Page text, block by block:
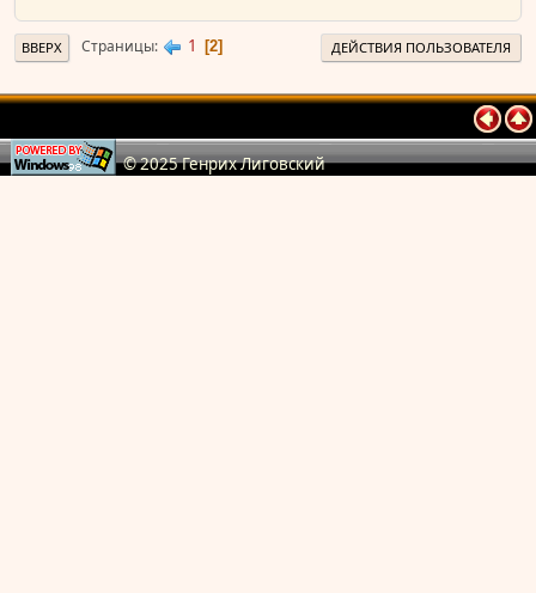
ВВЕРХ Страницы 1 2 ДЕЙСТВИЯ ПОЛЬЗОВАТЕЛЯ
© 2025 Генрих Лиговский